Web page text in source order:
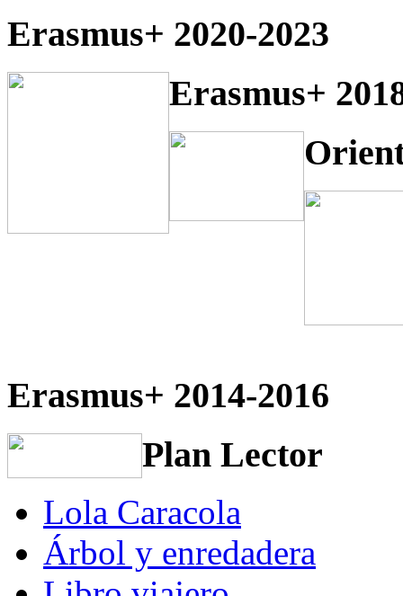
Erasmus+ 2020-2023
Erasmus+
Erasmus+ 2014-2016
Plan Lector
Lola Caracola
Árbol y enredadera